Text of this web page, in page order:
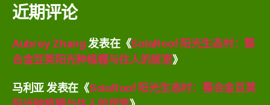
近期评论
Aubrey Zhang发表在《SolaRoof 阳光生态村：整
合金豆荚阳光种植棚与住人的居室》
马利亚发表在《SolaRoof 阳光生态村：整合金豆荚